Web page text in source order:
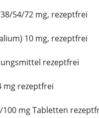
54/72 mg, rezeptfrei
10 mg, rezeptfrei
rezeptfrei
mg rezeptfrei
mg Tabletten